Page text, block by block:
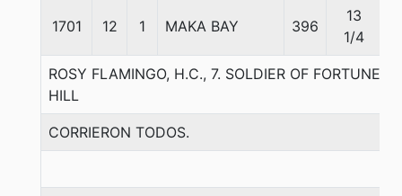
1701 12 1 MAKA BAY 396
13
1/4
ROSY FLAMINGO, H.C., 7. SOLDIER OF FORTUNE-
HILL
CORRIERON TODOS.